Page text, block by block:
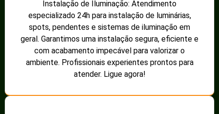
Instalação de Iluminação: Atendimento
especializado 24h para instalação de luminárias,
spots, pendentes e sistemas de iluminação em
geral. Garantimos uma instalação segura, eficiente e
com acabamento impecável para valorizar o
ambiente. Profissionais experientes prontos para
atender. Ligue agora!